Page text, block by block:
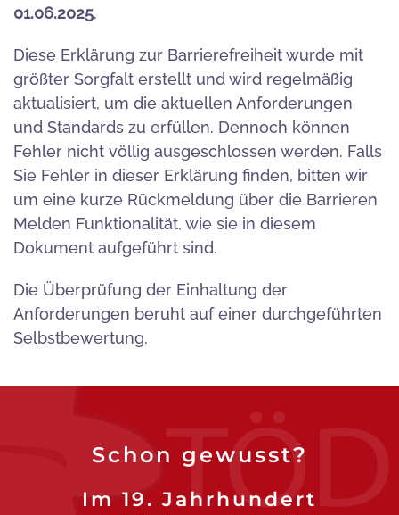
01.06.2025.
Diese Erklärung zur Barrierefreiheit wurde mit
größter Sorgfalt erstellt und wird regelmäßig
aktualisiert, um die aktuellen Anforderungen
und Standards zu erfüllen. Dennoch können
Fehler nicht völlig ausgeschlossen werden. Falls
Sie Fehler in dieser Erklärung finden, bitten wir
um eine kurze Rückmeldung über die Barrieren
Melden Funktionalität, wie sie in diesem
Dokument aufgeführt sind.
Die Überprüfung der Einhaltung der
Anforderungen beruht auf einer durchgeführten
Selbstbewertung.
Schon gewusst?
Im 19. Jahrhundert